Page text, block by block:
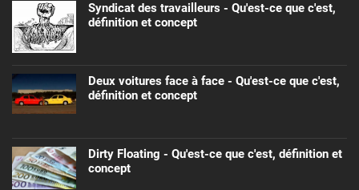
Syndicat des travailleurs - Qu'est-ce que c'est,
définition et concept
Deux voitures face à face - Qu'est-ce que c'est,
définition et concept
Dirty Floating - Qu'est-ce que c'est, définition et
concept